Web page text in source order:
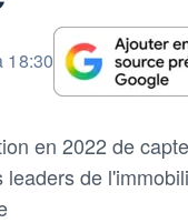
18:30
en 2022 de
de